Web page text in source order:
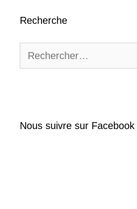
Recherche
Nous suivre sur Facebook